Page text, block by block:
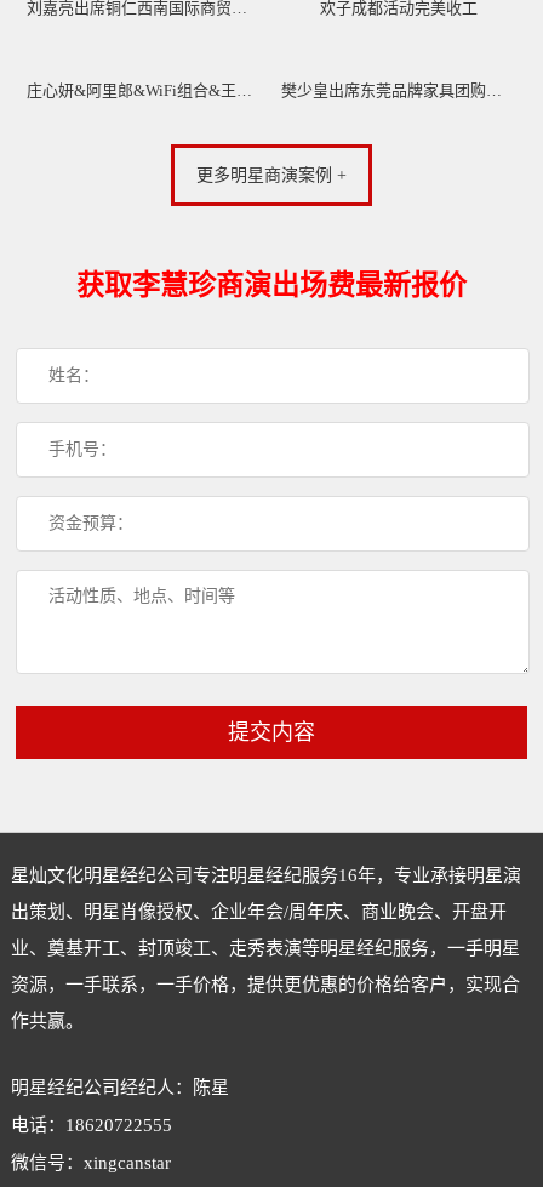
刘嘉亮出席铜仁西南国际商贸城开业庆典 欢子成都活动完美收工
庄心妍&阿里郎&WiFi组合&王赫野出席玛帕萨2023秋冬新品发布会 樊少皇出席东莞品牌家具团购活动圆满结束
更多明星商演案例 +
获取李慧珍商演出场费最新报价
提交内容
星灿文化明星经纪公司专注明星经纪服务16年，专业承接明星演
出策划、明星肖像授权、企业年会/周年庆、商业晚会、开盘开
业、奠基开工、封顶竣工、走秀表演等明星经纪服务，一手明星
资源，一手联系，一手价格，提供更优惠的价格给客户，实现合
作共赢。
明星经纪公司经纪人：陈星
电话：18620722555
微信号：xingcanstar